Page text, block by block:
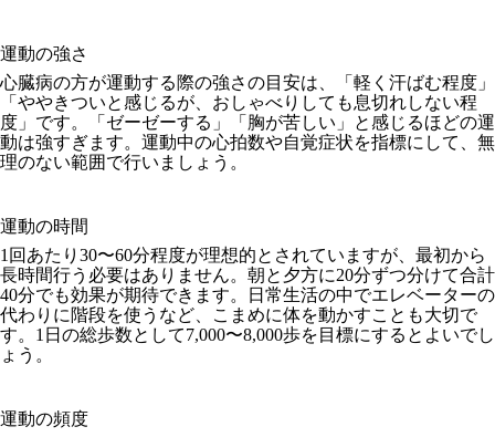
運動の強さ
心臓病の方が運動する際の強さの目安は、「軽く汗ばむ程度」
「ややきついと感じるが、おしゃべりしても息切れしない程
度」です。「ゼーゼーする」「胸が苦しい」と感じるほどの運
動は強すぎます。運動中の心拍数や自覚症状を指標にして、無
理のない範囲で行いましょう。
運動の時間
1回あたり30〜60分程度が理想的とされていますが、最初から
長時間行う必要はありません。朝と夕方に20分ずつ分けて合計
40分でも効果が期待できます。日常生活の中でエレベーターの
代わりに階段を使うなど、こまめに体を動かすことも大切で
す。1日の総歩数として7,000〜8,000歩を目標にするとよいでし
ょう。
運動の頻度